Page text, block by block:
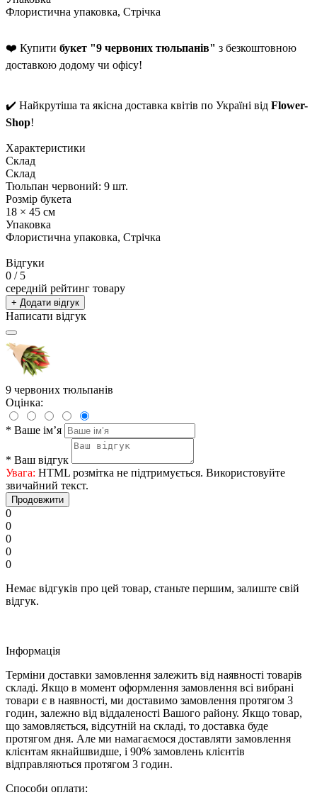
Флористична упаковка, Стрічка
❤️ Купити букет "9 червоних тюльпанів" з безкоштовною
доставкою додому чи офісу!
✔️ Найкрутіша та якісна доставка квітів по Україні від Flower-
Shop!
Характеристики
Склад
Склад
Тюльпан червоний: 9 шт.
Розмір букета
18 × 45 см
Упаковка
Флористична упаковка, Стрічка
Відгуки
0 / 5
середній рейтинг товару
+ Додати відгук
Написати відгук
9 червоних тюльпанів
Оцінка:
* Ваше ім’я
* Ваш відгук
Увага: HTML розмітка не підтримується. Використовуйте
звичайний текст.
Продовжити
0
0
0
0
0
Немає відгуків про цей товар, станьте першим, залиште свій
відгук.
Iнформація
Терміни доставки замовлення залежить від наявності товарів
складі. Якщо в момент оформлення замовлення всі вибрані
товари є в наявності, ми доставимо замовлення протягом 3
годин, залежно від віддаленості Вашого району. Якщо товар,
що замовляється, відсутній на складі, то доставка буде
протягом дня. Але ми намагаємося доставляти замовлення
клієнтам якнайшвидше, і 90% замовлень клієнтів
відправляються протягом 3 годин.
Способи оплати: